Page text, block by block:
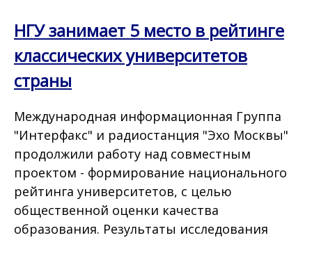
НГУ занимает 5 место в рейтинге
классических университетов
страны
Международная информационная Группа
"Интерфакс" и радиостанция "Эхо Москвы"
продолжили работу над совместным
проектом - формирование национального
рейтинга университетов, с целью
общественной оценки качества
образования. Результаты исследования